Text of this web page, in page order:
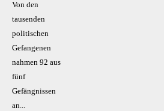
Von den
tausenden
politischen
Gefangenen
nahmen 92 aus
fünf
Gefängnissen
an...